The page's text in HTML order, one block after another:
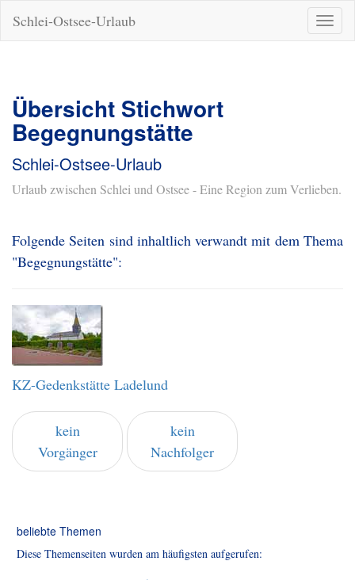
ein-/
Schlei-Ostsee-Urlaub
Übersicht Stichwort
Begegnungstätte
Schlei-Ostsee-Urlaub
Urlaub zwischen Schlei und Ostsee - Eine Region zum Verlieben.
Folgende Seiten sind inhaltlich verwandt mit dem Thema
"Begegnungstätte":
KZ-Gedenkstätte Ladelund
kein
Vorgänger
kein
Nachfolger
beliebte Themen
Diese Themenseiten wurden am häufigsten aufgerufen: